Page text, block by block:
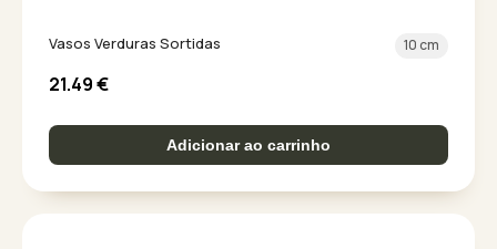
Vasos Verduras Sortidas 10 cm
21.49€
Adicionar ao carrinho